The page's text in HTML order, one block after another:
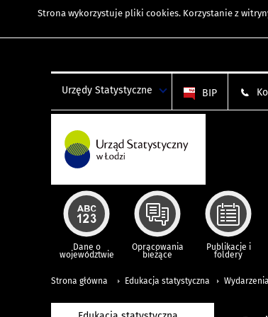
Strona wykorzystuje pliki cookies. Korzystanie z
Urzędy Statystyczne BIP
Dane o
województwie
Opracowania
bieżące
Publikacje i
foldery
Strona główna Edukacja statystyczna Wydarzenia